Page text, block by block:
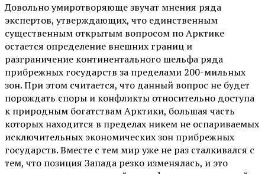
Довольно умиротворяюще звучат мнения ряда
экспертов, утверждающих, что единственным
существенным открытым вопросом по Арктике
остается определение внешних границ и
разграничение континентального шельфа ряда
прибрежных государств за пределами 200-мильных
зон. При этом считается, что данный вопрос не будет
порождать споры и конфликты относительно доступа
к природным богатствам Арктики, большая часть
которых находится в пределах никем не оспариваемых
исключительных экономических зон прибрежных
государств. Вместе с тем мир уже не раз сталкивался с
тем, что позиция Запада резко изменялась, и это